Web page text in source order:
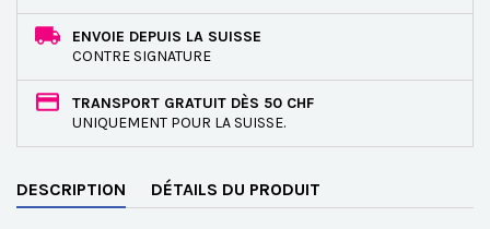
ENVOIE DEPUIS LA SUISSE
CONTRE SIGNATURE
TRANSPORT GRATUIT DÈS 50 CHF
UNIQUEMENT POUR LA SUISSE.
DESCRIPTION DÉTAILS DU PRODUIT